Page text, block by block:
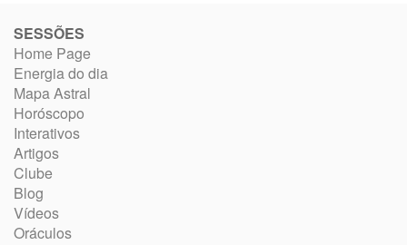
SESSÕES
Home Page
Energia do dia
Mapa Astral
Horóscopo
Interativos
Artigos
Clube
Blog
Vídeos
Oráculos